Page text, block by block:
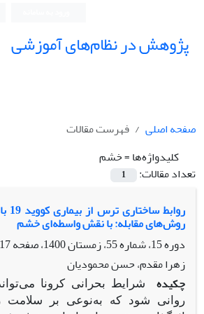
پژوهش در نظام‌های آموزشی
صفحه اصلی
فهرست مقالات
کلیدواژه‌ها =خشم
تعداد مقالات:
1
روش‌های مقابله: با نقش واسطه‌ای خشم
دوره 15، شماره 55، زمستان 1400، صفحه
زهرا مقدم، حسن محمودیان
چکیده
شرایط بحرانی کرونا
روانی شود که به‌نوعی بر سلامت